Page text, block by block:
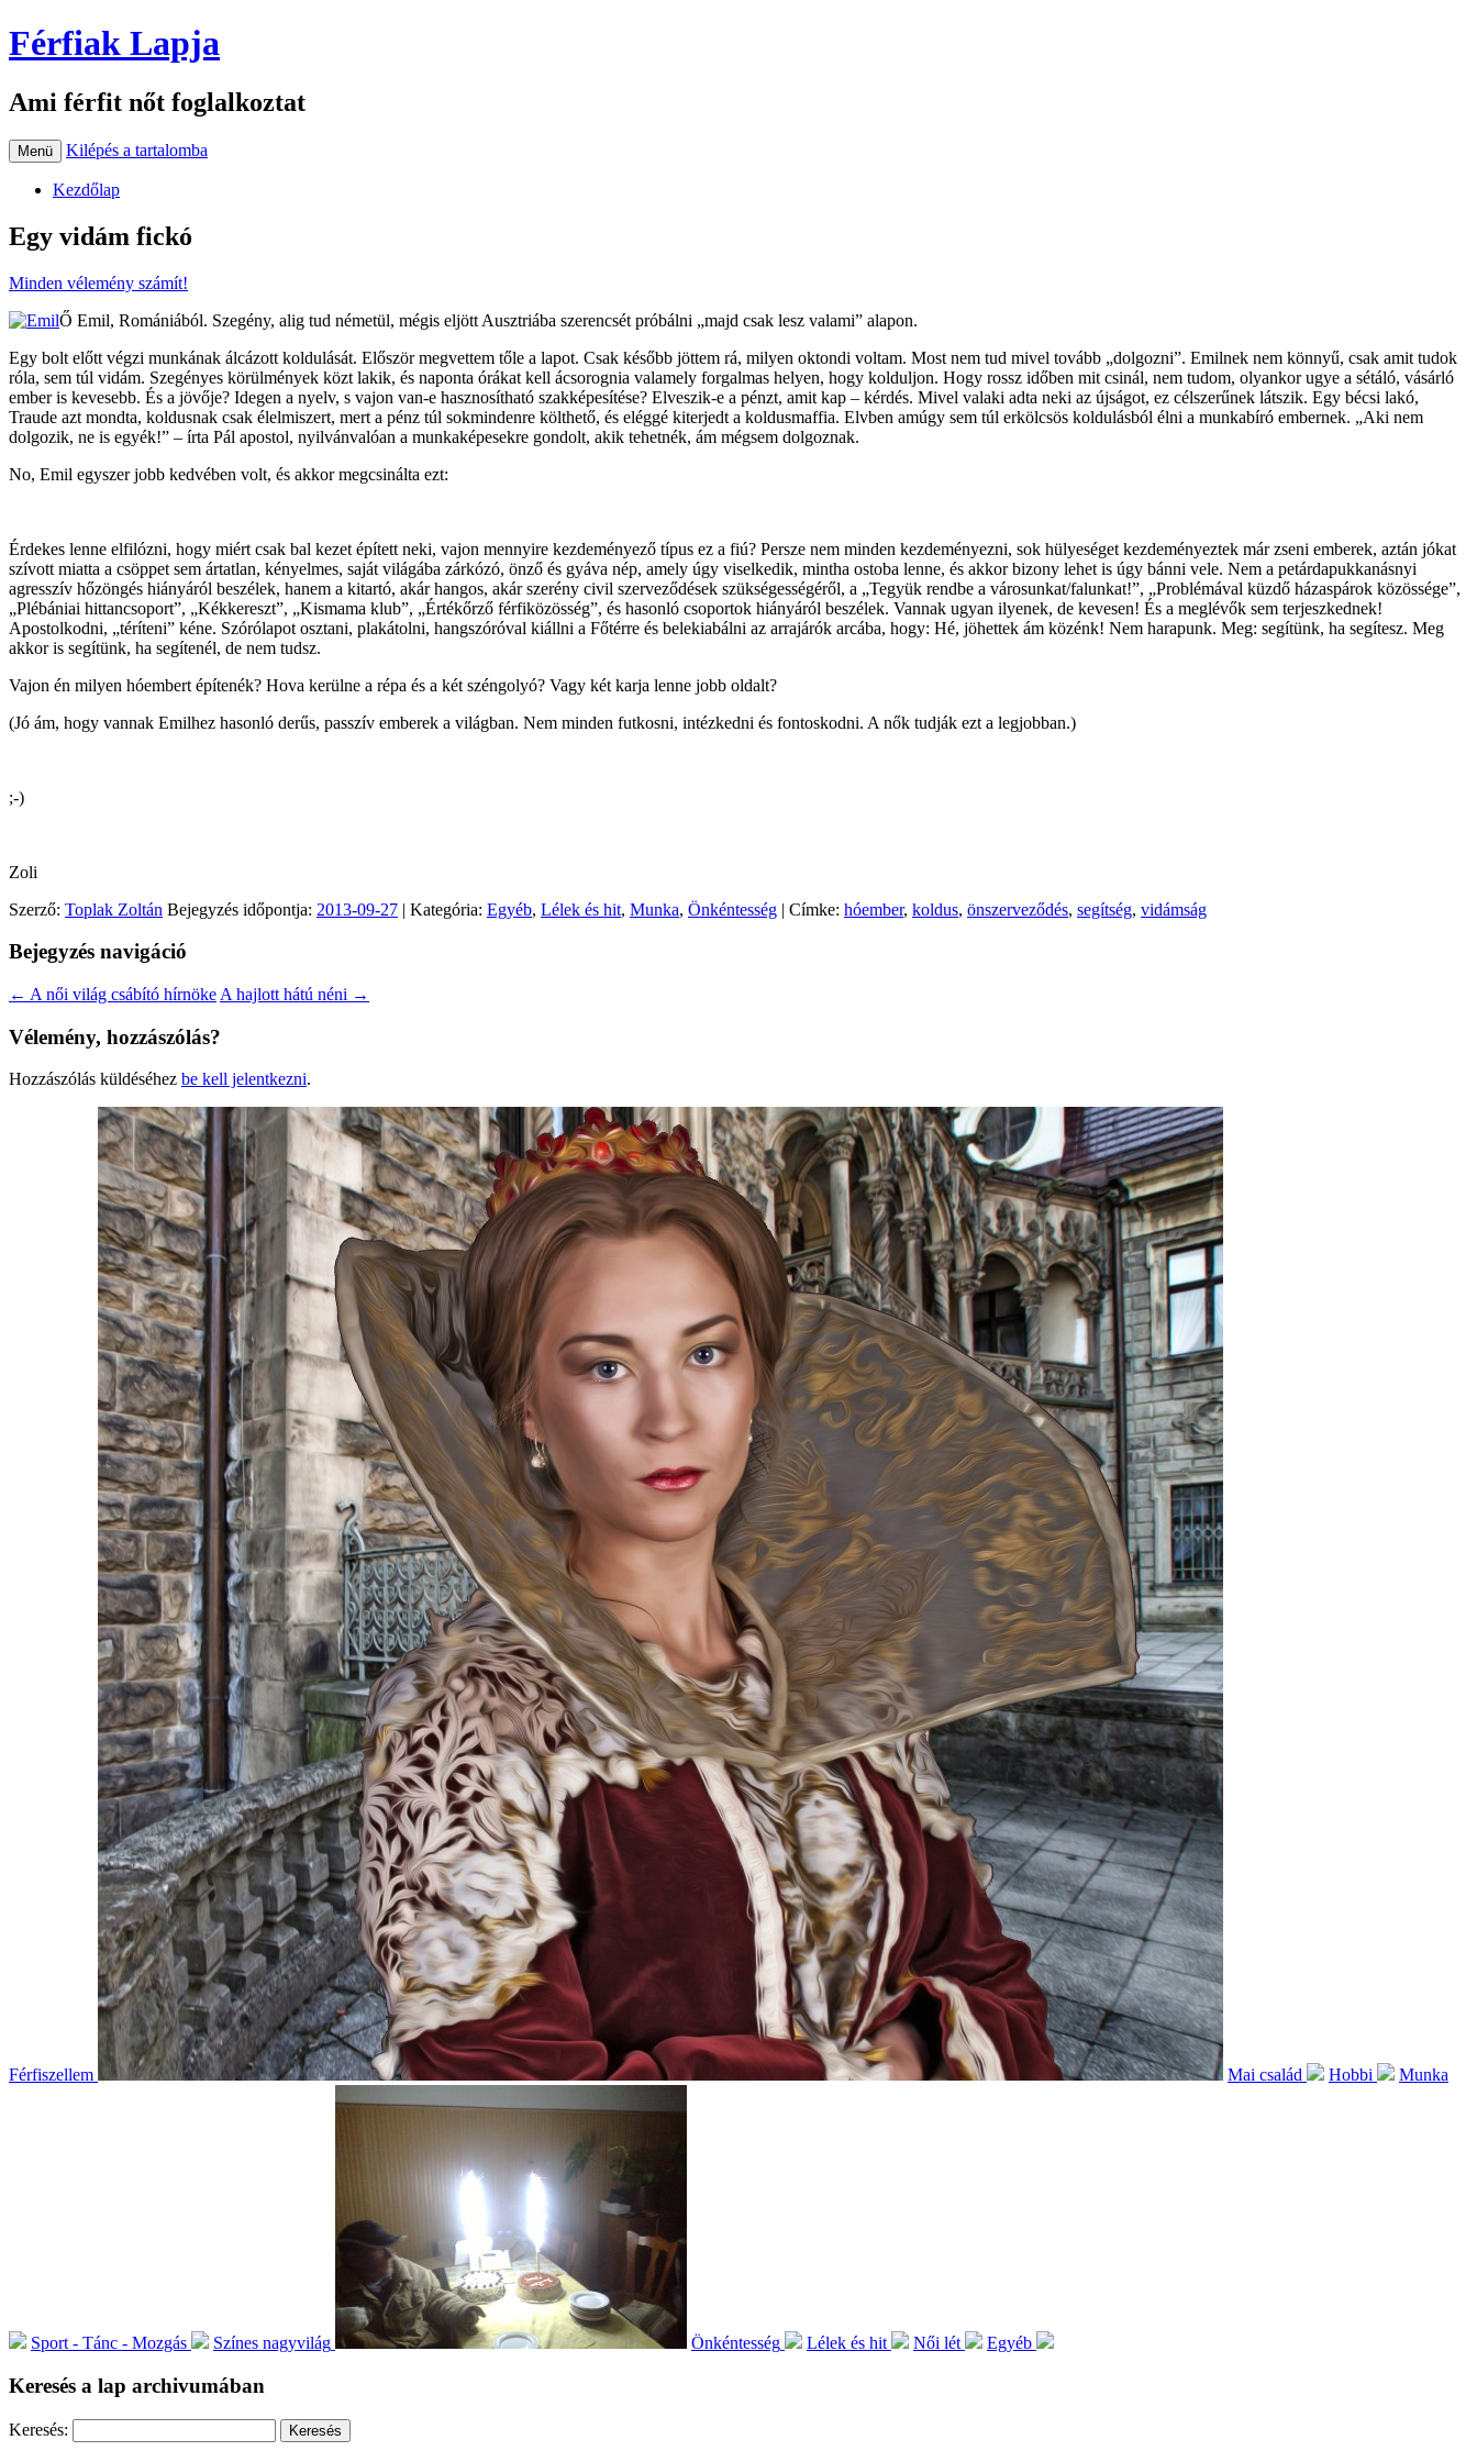
Férfiak Lapja
Ami férfit nőt foglalkoztat
Menü Kilépés a tartalomba
Kezdőlap
Egy vidám fickó
Minden vélemény számít!
Ő Emil, Romániából. Szegény, alig tud németül, mégis eljött Ausztriába szerencsét próbálni „majd csak lesz valami” alapon.
Egy bolt előtt végzi munkának álcázott koldulását. Először megvettem tőle a lapot. Csak később jöttem rá, milyen oktondi voltam. Most nem tud mivel tovább „dolgozni”. Emilnek nem könnyű, csak amit tudok
róla, sem túl vidám. Szegényes körülmények közt lakik, és naponta órákat kell ácsorognia valamely forgalmas helyen, hogy kolduljon. Hogy rossz időben mit csinál, nem tudom, olyankor ugye a sétáló, vásárló
ember is kevesebb. És a jövője? Idegen a nyelv, s vajon van-e hasznosítható szakképesítése? Elveszik-e a pénzt, amit kap – kérdés. Mivel valaki adta neki az újságot, ez célszerűnek látszik. Egy bécsi lakó,
Traude azt mondta, koldusnak csak élelmiszert, mert a pénz túl sokmindenre költhető, és eléggé kiterjedt a koldusmaffia. Elvben amúgy sem túl erkölcsös koldulásból élni a munkabíró embernek. „Aki nem
dolgozik, ne is egyék!” – írta Pál apostol, nyilvánvalóan a munkaképesekre gondolt, akik tehetnék, ám mégsem dolgoznak.
No, Emil egyszer jobb kedvében volt, és akkor megcsinálta ezt:
Érdekes lenne elfilózni, hogy miért csak bal kezet épített neki, vajon mennyire kezdeményező típus ez a fiú? Persze nem minden kezdeményezni, sok hülyeséget kezdeményeztek már zseni emberek, aztán jókat
szívott miatta a csöppet sem ártatlan, kényelmes, saját világába zárkózó, önző és gyáva nép, amely úgy viselkedik, mintha ostoba lenne, és akkor bizony lehet is úgy bánni vele. Nem a petárdapukkanásnyi
agresszív hőzöngés hiányáról beszélek, hanem a kitartó, akár hangos, akár szerény civil szerveződések szükségességéről, a „Tegyük rendbe a városunkat/falunkat!”, „Problémával küzdő házaspárok közössége”,
„Plébániai hittancsoport”, „Kékkereszt”, „Kismama klub”, „Értékőrző férfiközösség”, és hasonló csoportok hiányáról beszélek. Vannak ugyan ilyenek, de kevesen! És a meglévők sem terjeszkednek!
Apostolkodni, „téríteni” kéne. Szórólapot osztani, plakátolni, hangszóróval kiállni a Főtérre és belekiabálni az arrajárók arcába, hogy: Hé, jöhettek ám közénk! Nem harapunk. Meg: segítünk, ha segítesz. Meg
akkor is segítünk, ha segítenél, de nem tudsz.
Vajon én milyen hóembert építenék? Hova kerülne a répa és a két széngolyó? Vagy két karja lenne jobb oldalt?
(Jó ám, hogy vannak Emilhez hasonló derűs, passzív emberek a világban. Nem minden futkosni, intézkedni és fontoskodni. A nők tudják ezt a legjobban.)
;-)
Zoli
Szerző: Toplak Zoltán Bejegyzés időpontja: 2013-09-27 | Kategória: Egyéb, Lélek és hit, Munka, Önkéntesség | Címke: hóember, koldus, önszerveződés, segítség, vidámság
Bejegyzés navigáció
← A női világ csábító hírnöke A hajlott hátú néni →
Vélemény, hozzászólás?
Hozzászólás küldéséhez be kell jelentkezni.
Férfiszellem Mai család Hobbi Munka
Sport - Tánc - Mozgás Színes nagyvilág Önkéntesség Lélek és hit Női lét Egyéb
Keresés a lap archivumában
Keresés: